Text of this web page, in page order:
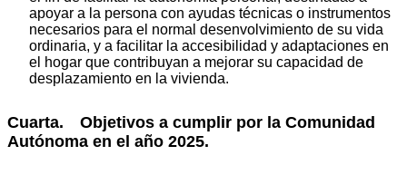
apoyar a la persona con ayudas técnicas o instrumentos
necesarios para el normal desenvolvimiento de su vida
ordinaria, y a facilitar la accesibilidad y adaptaciones en
el hogar que contribuyan a mejorar su capacidad de
desplazamiento en la vivienda.
Cuarta. Objetivos a cumplir por la Comunidad
Autónoma en el año 2025.